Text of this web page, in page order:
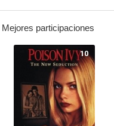
Mejores participaciones
10